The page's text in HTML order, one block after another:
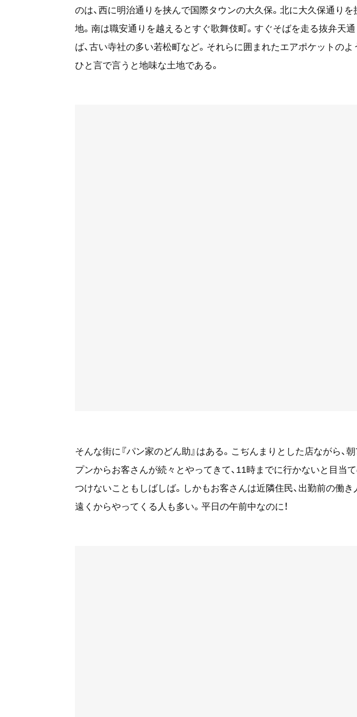
のは、西に明治通りを挟んで国際タウンの大久保。北に大久保通り
地。南は職安通りを越えるとすぐ歌舞伎町。すぐそばを走る抜弁天
ば、古い寺社の多い若松町など。それらに囲まれたエアポケットのよ
ひと言で言うと地味な土地である。
そんな街に『パン家のどん助』はある。こぢんまりとした店ながら、
プンからお客さんが続々とやってきて、11時までに行かないと目当
つけないこともしばしば。しかもお客さんは近隣住民、出勤前の働き
遠くからやってくる人も多い。平日の午前中なのに！